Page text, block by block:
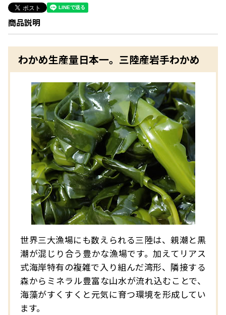
商品説明
わかめ生産量日本一。三陸産岩手わかめ
世界三大漁場にも数えられる三陸は、親潮と黒
潮が混じり合う豊かな漁場です。加えてリアス
式海岸特有の複雑で入り組んだ湾形、隣接する
森からミネラル豊富な山水が流れ込むことで、
海藻がすくすくと元気に育つ環境を形成してい
ます。